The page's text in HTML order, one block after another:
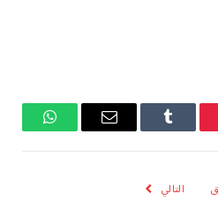
Tumblr
البريد
واتساب
التالي